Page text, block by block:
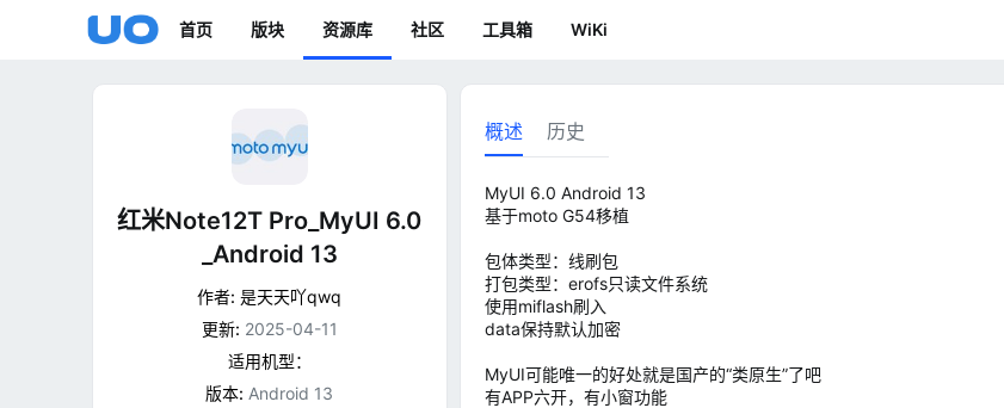
首页 版块 资源库 社区 工具箱 WiKi
红米Note12T Pro_MyUI 6.0
_Android 13
作者: 是天天吖qwq
更新: 2025-04-11
适用机型：
版本: Android 13
概述 历史
MyUI 6.0 Android 13
基于moto G54移植
包体类型：线刷包
打包类型：erofs只读文件系统
使用miflash刷入
data保持默认加密
MyUI可能唯一的好处就是国产的“类原生”了吧
有APP六开，有小窗功能